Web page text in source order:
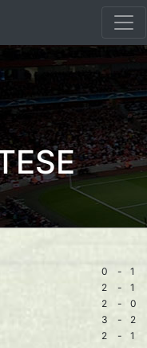
0 -
1
2 -
1
2 -
0
3 -
2
2 -
1